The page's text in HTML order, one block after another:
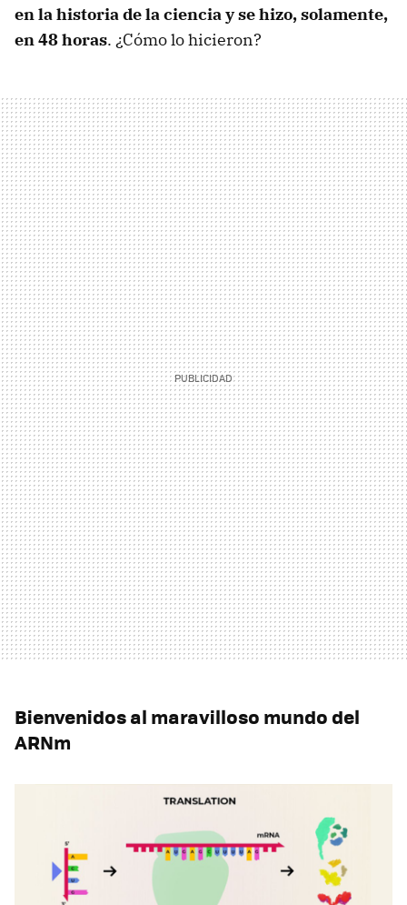
en la historia de la ciencia y se hizo, solamente,
en 48 horas. ¿Cómo lo hicieron?
Bienvenidos al maravilloso mundo del
ARNm